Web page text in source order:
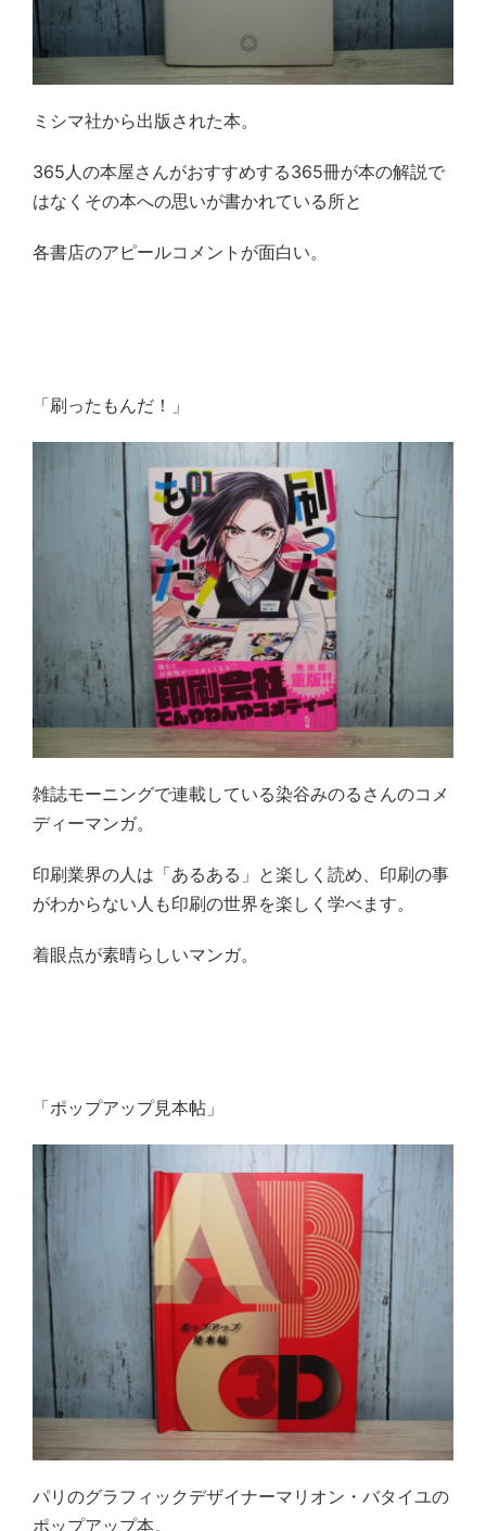
ミシマ社から出版された本。
365人の本屋さんがおすすめする365冊が本の解説で
はなくその本への思いが書かれている所と
各書店のアピールコメントが面白い。
「刷ったもんだ！」
雑誌モーニングで連載している染谷みのるさんのコメ
ディーマンガ。
印刷業界の人は「あるある」と楽しく読め、印刷の事
がわからない人も印刷の世界を楽しく学べます。
着眼点が素晴らしいマンガ。
「ポップアップ見本帖」
パリのグラフィックデザイナーマリオン・バタイユの
ポップアップ本。